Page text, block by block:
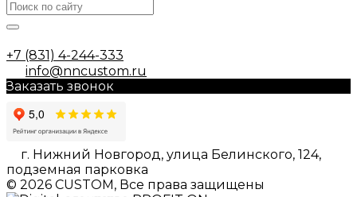
+7 (831) 4-244-333
info@nncustom.ru
Заказать звонок
г. Нижний Новгород, улица Белинского, 124,
подземная парковка
© 2026 CUSTOM, Все права защищены